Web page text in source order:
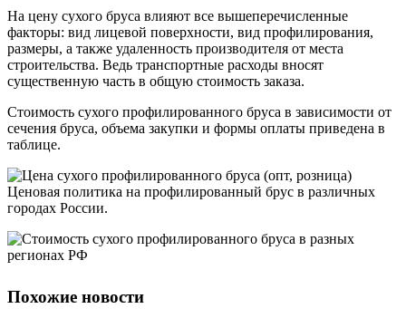
На цену сухого бруса влияют все вышеперечисленные
факторы: вид лицевой поверхности, вид профилирования,
размеры, а также удаленность производителя от места
строительства. Ведь транспортные расходы вносят
существенную часть в общую стоимость заказа.
Стоимость сухого профилированного бруса в зависимости от
сечения бруса, объема закупки и формы оплаты приведена в
таблице.
Ценовая политика на профилированный брус в различных
городах России.
Похожие новости